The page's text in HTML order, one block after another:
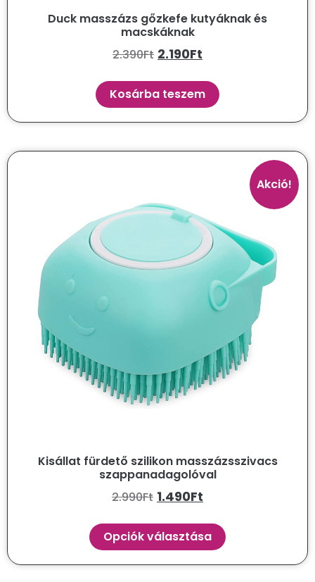
Duck masszázs gőzkefe kutyáknak és
macskáknak
2.390Ft 2.190Ft
Kosárba teszem
Akció!
Kisállat fürdető szilikon masszázsszivacs
szappanadagolóval
2.990Ft 1.490Ft
Opciók választása